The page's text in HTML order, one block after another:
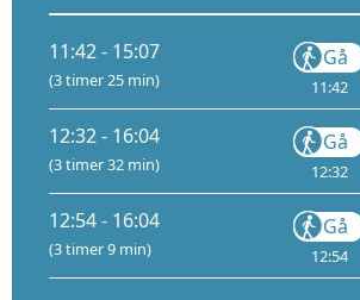
11:42 - 15:07
(3 timer 25 min)
Gå
11:42
12:32 - 16:04
(3 timer 32 min)
Gå
12:32
12:54 - 16:04
(3 timer 9 min)
Gå
12:54